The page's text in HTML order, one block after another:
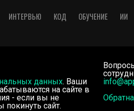
ИНТЕРВЬЮ КОД ОБУЧЕНИЕ ИИ
данных. Ваши
на сайте в
- если вы не
покинуть сайт.